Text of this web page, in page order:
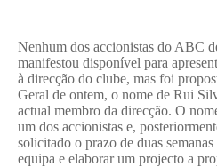
Nenhum dos accionistas do ABC
manifestou disponível para
à direcção do clube, mas foi
Geral de ontem, o nome de Rui
actual membro da direcção. O
um dos accionistas e,
solicitado o prazo de duas
equipa e elaborar um projecto a